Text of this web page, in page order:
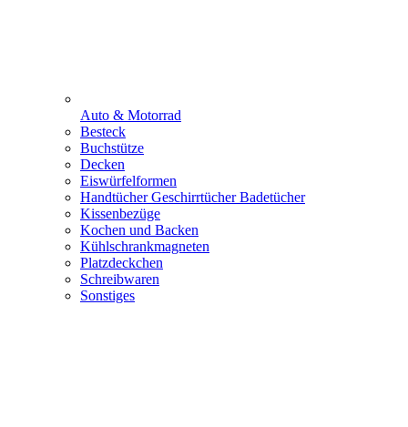
Auto & Motorrad
Besteck
Buchstütze
Decken
Eiswürfelformen
Handtücher Geschirrtücher Badetücher
Kissenbezüge
Kochen und Backen
Kühlschrankmagneten
Platzdeckchen
Schreibwaren
Sonstiges